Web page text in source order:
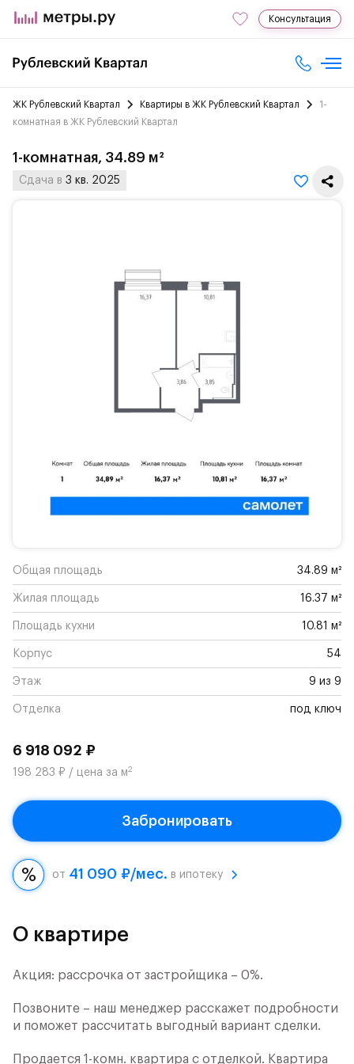
Консультация
ЖК Рублевский Квартал Квартиры в ЖК Рублевский Квартал
1-
комнатная в ЖК Рублевский Квартал
1-комнатная, 34.89 м²
Сдача в 3 кв. 2025
Общая площадь 34.89 м²
Жилая площадь 16.37 м²
Площадь кухни 10.81 м²
Корпус 54
Этаж 9 из 9
Отделка под ключ
6 918 092 ₽
198 283 ₽ / цена за м2
Забронировать
от 41 090 ₽/мес. в ипотеку
О квартире
Акция: рассрочка от застройщика – 0%.
Позвоните – наш менеджер расскажет подробности
и поможет рассчитать выгодный вариант сделки.
Продается 1-комн. квартира с отделкой. Квартира